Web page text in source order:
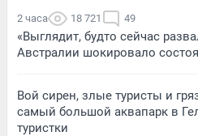
2 часа 18 721 49
«Выглядит, будто сейчас
Австралии шокировало
Вой сирен, злые туристы и
самый большой аквапарк в
туристки